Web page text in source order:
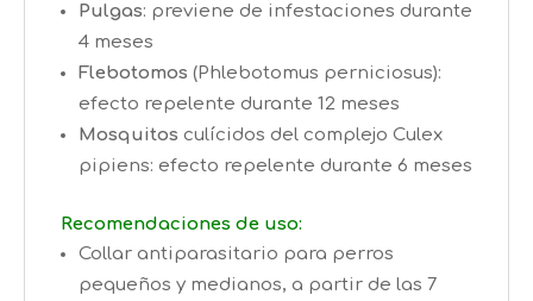
Pulgas: previene de infestaciones durante
4 meses
Flebotomos (Phlebotomus perniciosus):
efecto repelente durante 12 meses
Mosquitos culícidos del complejo Culex
pipiens: efecto repelente durante 6 meses
Recomendaciones de uso:
Collar antiparasitario para perros
pequeños y medianos, a partir de las 7